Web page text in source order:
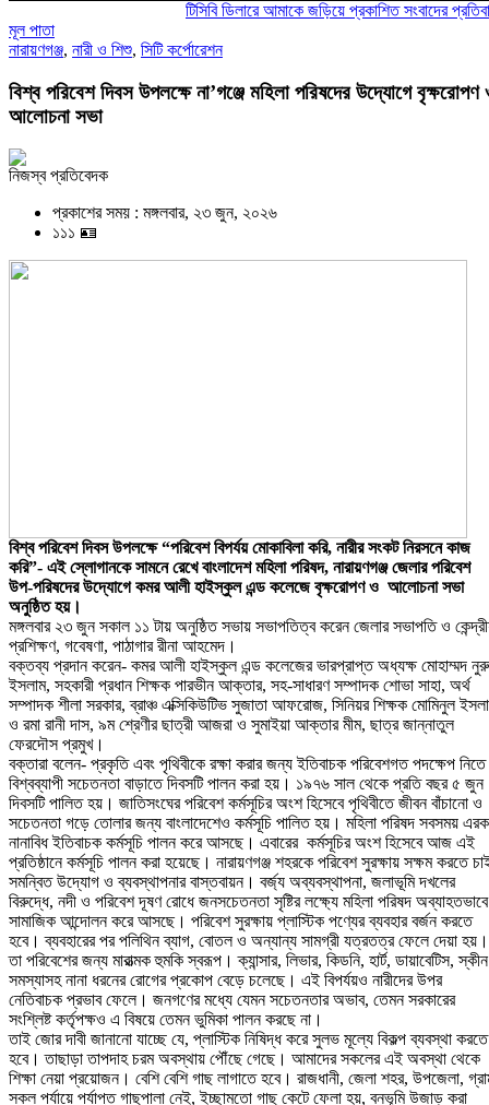
টিসিবি ডিলারে আমাকে জড়িয়ে প্রকাশিত সংবাদের প্রতিবাদ ও
মূল পাতা
নারায়ণগঞ্জ, নারী ও শিশু, সিটি কর্পোরেশন
বিশ্ব পরিবেশ দিবস উপলক্ষে না’গঞ্জে মহিলা পরিষদের উদ্যোগে বৃক্ষরোপণ
আলোচনা সভা
নিজস্ব প্রতিবেদক
প্রকাশের সময় : মঙ্গলবার, ২৩ জুন, ২০২৬
১১১ 🪪
বিশ্ব পরিবেশ দিবস উপলক্ষে “পরিবেশ বিপর্যয় মোকাবিলা করি, নারীর সংকট নিরসনে কাজ
করি”- এই স্লোগানকে সামনে রেখে বাংলাদেশ মহিলা পরিষদ, নারায়ণগঞ্জ জেলার পরিবেশ
উপ-পরিষদের উদ্যোগে কমর আলী হাইস্কুল এন্ড কলেজে বৃক্ষরোপণ ও আলোচনা সভা
অনুষ্ঠিত হয়।
মঙ্গলবার ২৩ জুন সকাল ১১ টায় অনুষ্ঠিত সভায় সভাপতিত্ব করেন জেলার সভাপতি ও
প্রশিক্ষণ, গবেষণা, পাঠাগার রীনা আহমেদ।
বক্তব্য প্রদান করেন- কমর আলী হাইস্কুল এন্ড কলেজের ভারপ্রাপ্ত অধ্যক্ষ মোহাম্মদ
ইসলাম, সহকারী প্রধান শিক্ষক পারভীন আক্তার, সহ-সাধারণ সম্পাদক শোভা সাহা, অর্থ
সম্পাদক শীলা সরকার, ব্রাঞ্চ এক্সিকিউটিভ সুজাতা আফরোজ, সিনিয়র শিক্ষক মোমিনুল
ও রমা রানী দাস, ৯ম শ্রেণীর ছাত্রী আজরা ও সুমাইয়া আক্তার মীম, ছাত্র জান্নাতুল
ফেরদৌস প্রমুখ।
বক্তারা বলেন- প্রকৃতি এবং পৃথিবীকে রক্ষা করার জন্য ইতিবাচক পরিবেশগত পদক্ষেপ নিতে
বিশ্বব্যাপী সচেতনতা বাড়াতে দিবসটি পালন করা হয়। ১৯৭৬ সাল থেকে প্রতি বছর ৫ জুন
দিবসটি পালিত হয়। জাতিসংঘের পরিবেশ কর্মসূচির অংশ হিসেবে পৃথিবীতে জীবন বাঁচানো ও
সচেতনতা গড়ে তোলার জন্য বাংলাদেশেও কর্মসূচি পালিত হয়। মহিলা পরিষদ সবসময়
নানাবিধ ইতিবাচক কর্মসূচি পালন করে আসছে। এবারের কর্মসূচির অংশ হিসেবে আজ এই
প্রতিষ্ঠানে কর্মসূচি পালন করা হয়েছে। নারায়ণগঞ্জ শহরকে পরিবেশ সুরক্ষায় সক্ষম করতে
সমন্বিত উদ্যোগ ও ব্যবস্থাপনার বাস্তবায়ন। বর্জ্য অব্যবস্থাপনা, জলাভূমি দখলের
বিরুদ্ধে, নদী ও পরিবেশ দূষণ রোধে জনসচেতনতা সৃষ্টির লক্ষ্যে মহিলা পরিষদ অব্যাহতভাবে
সামাজিক আন্দোলন করে আসছে। পরিবেশ সুরক্ষায় প্লাস্টিক পণ্যের ব্যবহার বর্জন করতে
হবে। ব্যবহারের পর পলিথিন ব্যাগ, বোতল ও অন্যান্য সামগ্রী যত্রতত্র ফেলে দেয়া হয়।
তা পরিবেশের জন্য মারাত্মক হুমকি স্বরূপ। ক্যান্সার, লিভার, কিডনি, হার্ট, ডায়াবেটিস, স্কীন
সমস্যাসহ নানা ধরনের রোগের প্রকোপ বেড়ে চলেছে। এই বিপর্যয়ও নারীদের উপর
নেতিবাচক প্রভাব ফেলে। জনগণের মধ্যে যেমন সচেতনতার অভাব, তেমন সরকারের
সংশ্লিষ্ট কর্তৃপক্ষও এ বিষয়ে তেমন ভুমিকা পালন করছে না।
তাই জোর দাবী জানানো যাচ্ছে যে, প্লাস্টিক নিষিদ্ধ করে সুলভ মূল্যে বিকল্প ব্যবস্থা করতে
হবে। তাছাড়া তাপদাহ চরম অবস্থায় পৌঁছে গেছে। আমাদের সকলের এই অবস্থা থেকে
শিক্ষা নেয়া প্রয়োজন। বেশি বেশি গাছ লাগাতে হবে। রাজধানী, জেলা শহর, উপজেলা,
সকল পর্যায়ে পর্যাপ্ত গাছপালা নেই, ইচ্ছামতো গাছ কেটে ফেলা হয়, বনভূমি উজাড় করা